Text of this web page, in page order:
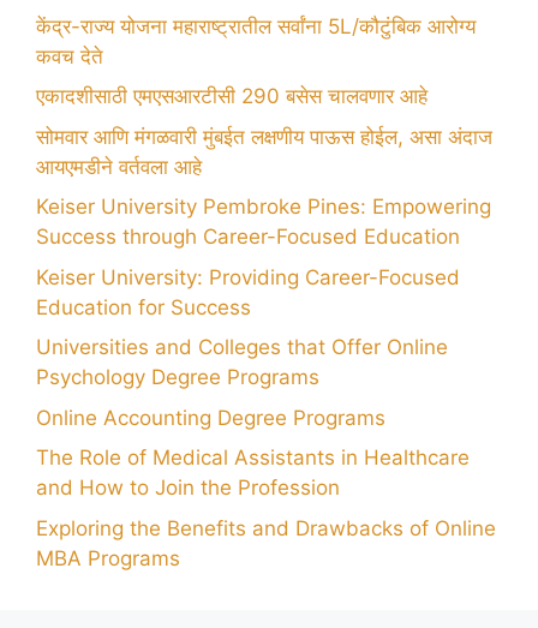
केंद्र-राज्य योजना महाराष्ट्रातील सर्वांना 5L/कौटुंबिक आरोग्य
कवच देते
एकादशीसाठी एमएसआरटीसी 290 बसेस चालवणार आहे
सोमवार आणि मंगळवारी मुंबईत लक्षणीय पाऊस होईल, असा अंदाज
आयएमडीने वर्तवला आहे
Keiser University Pembroke Pines: Empowering
Success through Career-Focused Education
Keiser University: Providing Career-Focused
Education for Success
Universities and Colleges that Offer Online
Psychology Degree Programs
Online Accounting Degree Programs
The Role of Medical Assistants in Healthcare
and How to Join the Profession
Exploring the Benefits and Drawbacks of Online
MBA Programs